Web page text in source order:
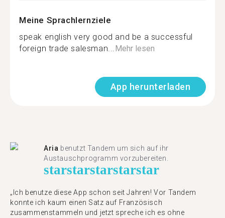
Meine Sprachlernziele
speak english very good and be a successful
foreign trade salesman...Mehr lesen
App herunterladen
Aria benutzt Tandem um sich auf ihr
Austauschprogramm vorzubereiten.
starstarstarstarstar
„Ich benutze diese App schon seit Jahren! Vor Tandem
konnte ich kaum einen Satz auf Französisch
zusammenstammeln und jetzt spreche ich es ohne